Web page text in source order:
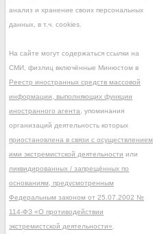
анализ и хранение своих персональных
данных, в т.ч. cookies.
На сайте могут содержаться ссылки на
СМИ, физлиц включённые Минюстом в
Реестр иностранных средств массовой
информации, выполняющих функции
иностранного агента , упоминания
организаций деятельность которых
приостановлена в связи с осуществлением
ими экстремистской деятельности или
ликвидированных / запрещённых по
основаниям, предусмотренным
Федеральным законом от 25.07.2002 №
114-ФЗ «О противодействии
экстремистской деятельности»